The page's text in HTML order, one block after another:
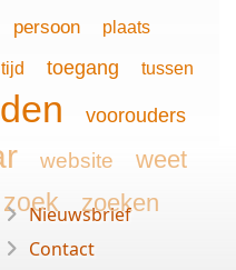
persoon plaats
tijd toegang tussen
voorouders
website weet
zoek zoeken
Nieuwsbrief
Contact